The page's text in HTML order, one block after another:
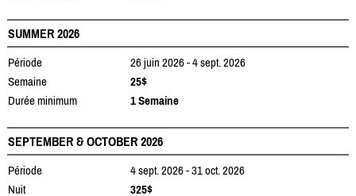
SUMMER 2026
Période
26 juin 2026 - 4 sept. 2026
Semaine
25$
Durée minimum
1 Semaine
SEPTEMBER & OCTOBER 2026
Période
4 sept. 2026 - 31 oct. 2026
Nuit
325$